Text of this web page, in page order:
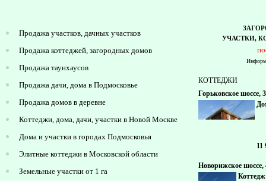
Продажа участков, дачных участков
Продажа коттеджей, загородных домов
Продажа таунхаусов
Продажа дачи, дома в Подмосковье
Продажа домов в деревне
Коттеджи, дома, дачи, участки в Новой Москве
Дома и участки в городах Подмосковья
Элитные коттеджи в Московской области
Земельные участки от 1 га
УЧАСТКИ,
КОТТЕДЖИ
Горьковское
11
Новорижское
Коттедж